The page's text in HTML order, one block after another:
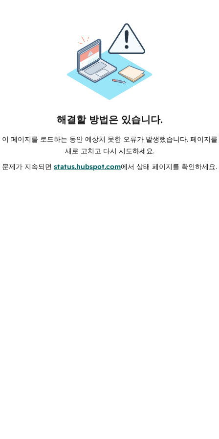
해결할 방법은 있습니다.
이 페이지를 로드하는 동안 예상치 못한 오류가 발생했습니다. 페이지를
새로 고치고 다시 시도하세요.
문제가 지속되면 status.hubspot.com에서 상태 페이지를 확인하세요.